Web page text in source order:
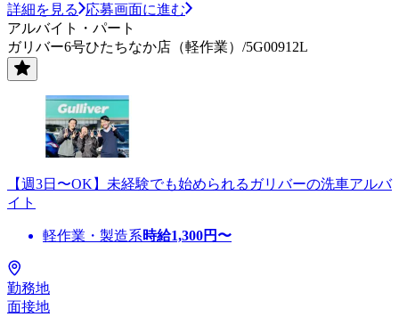
詳細を見る
応募画面に進む
アルバイト・パート
ガリバー6号ひたちなか店（軽作業）/5G00912L
【週3日〜OK】未経験でも始められるガリバーの洗車アルバ
イト
軽作業・製造系時給1,300円〜
勤務地
面接地